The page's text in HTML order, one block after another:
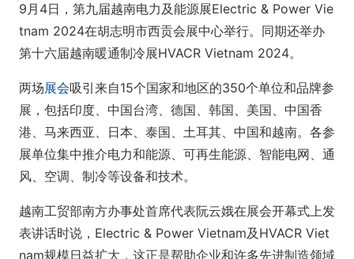
9月4日，第九届越南电力及能源展Electric & Power Vie
tnam 2024在胡志明市西贡会展中心举行。同期还举办
第十六届越南暖通制冷展HVACR Vietnam 2024。
两场展会吸引来自15个国家和地区的350个单位和品牌参
展，包括印度、中国台湾、德国、韩国、美国、中国香
港、马来西亚、日本、泰国、土耳其、中国和越南。各参
展单位集中推介电力和能源、可再生能源、智能电网、通
风、空调、制冷等设备和技术。
越南工贸部南方办事处首席代表阮云娥在展会开幕式上发
表讲话时说，Electric & Power Vietnam及HVACR Viet
nam规模日益扩大，这正是帮助企业和许多先进制造领域